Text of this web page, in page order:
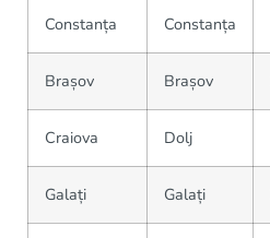
Constanța Constanța
Brașov Brașov
Craiova Dolj
Galați Galați